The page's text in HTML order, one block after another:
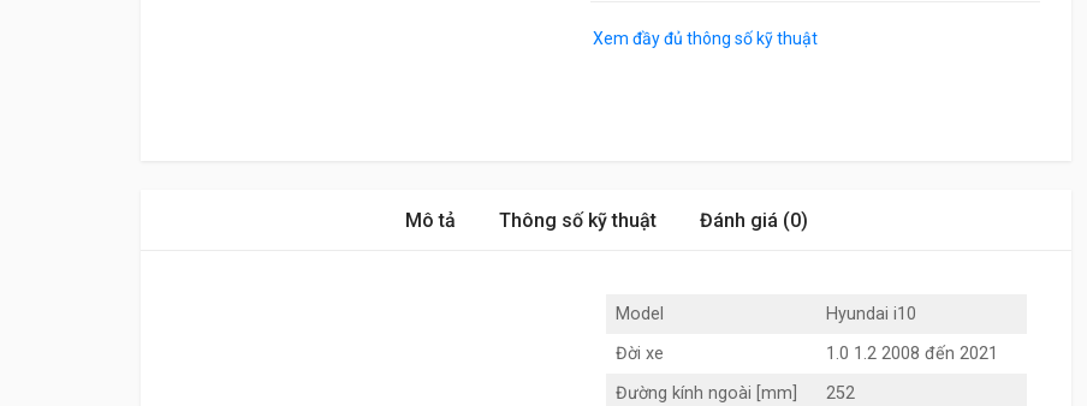
Xem đầy đủ thông số kỹ thuật
Mô tả Thông số kỹ thuật Đánh giá (0)
Model
Hyundai i10
Đời xe
1.0 1.2 2008 đến 2021
Đường kính ngoài [mm]
252